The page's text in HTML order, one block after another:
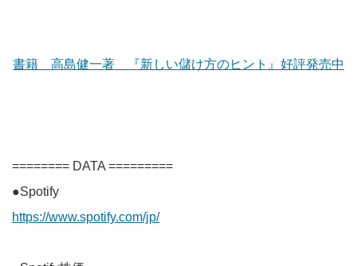
書籍 高島健一著 『新しい儲け方のヒント』好評発売中
======== DATA =========
●Spotify
https://www.spotify.com/jp/